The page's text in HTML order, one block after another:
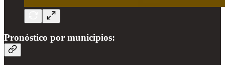
Pronóstico por municipios: